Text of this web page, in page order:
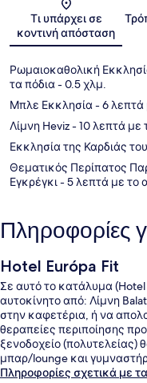
Τι υπάρχει σε
κοντινή απόσταση
Ρωμαιοκαθολική
τα πόδια- 0.5 χλμ.
Μπλε Εκκλησία- 6 λεπτά
Λίμνη Heviz- 10 λεπτά με
Εκκλησία της Καρδιάς
Θεματικός Περίπατος
Εγκρέγκι- 5 λεπτά με το
Πληροφορίες
Hotel Európa Fit
Σε αυτό το κατάλυμα
αυτοκίνητο από: Λίμνη
στην καφετέρια, ή να
θεραπείες περιποίησης
ξενοδοχείο (πολυτελείας)
μπαρ/lounge και
Πληροφορίες σχετικά με